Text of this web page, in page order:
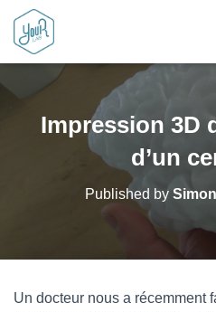
Impression 3D
d’un
Published by Simon
Un docteur nous a récemment